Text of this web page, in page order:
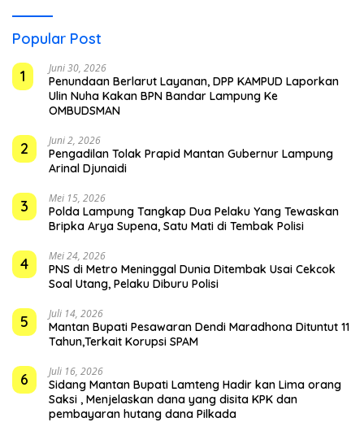
Popular Post
1
Juni 30, 2026
Penundaan Berlarut Layanan, DPP KAMPUD Laporkan
Ulin Nuha Kakan BPN Bandar Lampung Ke
OMBUDSMAN
2 Juni 2, 2026
Pengadilan Tolak Prapid Mantan Gubernur Lampung
Arinal Djunaidi
3 Mei 15, 2026
Polda Lampung Tangkap Dua Pelaku Yang Tewaskan
Bripka Arya Supena, Satu Mati di Tembak Polisi
4 Mei 24, 2026
PNS di Metro Meninggal Dunia Ditembak Usai Cekcok
Soal Utang, Pelaku Diburu Polisi
5 Juli 14, 2026
Mantan Bupati Pesawaran Dendi Maradhona Dituntut 11
Tahun,Terkait Korupsi SPAM
6 Juli 16, 2026
Sidang Mantan Bupati Lamteng Hadir kan Lima orang
Saksi , Menjelaskan dana yang disita KPK dan
pembayaran hutang dana Pilkada